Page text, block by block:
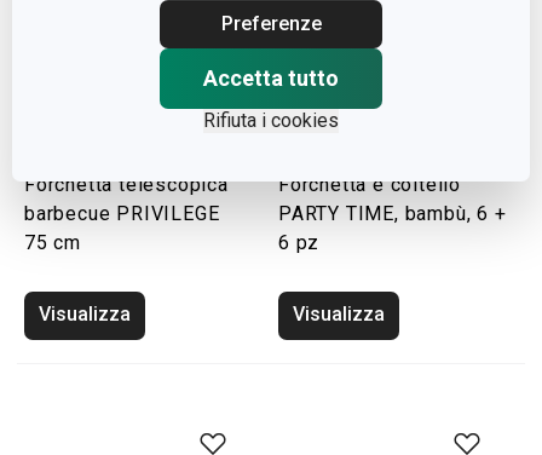
Preferenze
Accetta tutto
Rifiuta i cookies
Forchetta telescopica
barbecue PRIVILEGE
75 cm
Visualizza
Forchetta e coltello
PARTY TIME, bambù, 6 +
6 pz
Visualizza